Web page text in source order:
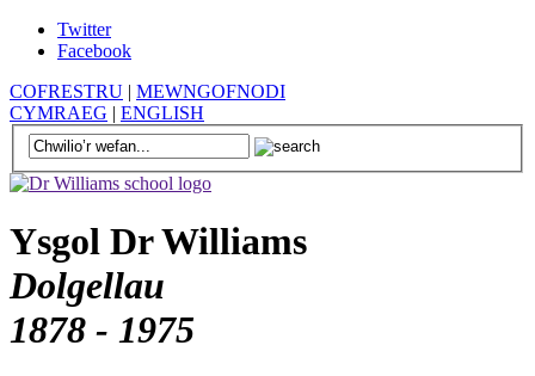
Twitter
Facebook
COFRESTRU | MEWNGOFNODI
CYMRAEG | ENGLISH
Ysgol Dr Williams
Dolgellau
1878 - 1975